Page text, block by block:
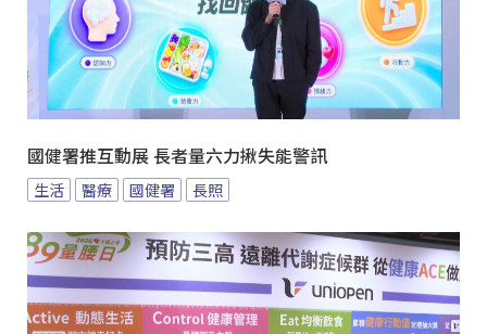
國健署推互動展 長者量六力揪失能警訊
生活 醫療 國健署 長照